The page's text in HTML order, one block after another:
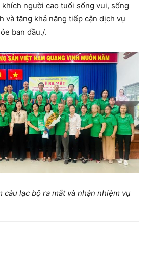
người cao tuổi sống vui, sống
và tăng khả năng tiếp cận dịch vụ
ban đầu./.
câu lạc bộ ra mắt và nhận nhiệm vụ